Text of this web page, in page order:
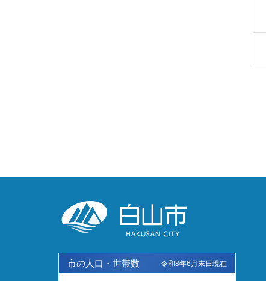
市の人口・世帯数 令和8年6月末日現在